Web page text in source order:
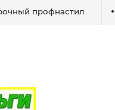
профнастил